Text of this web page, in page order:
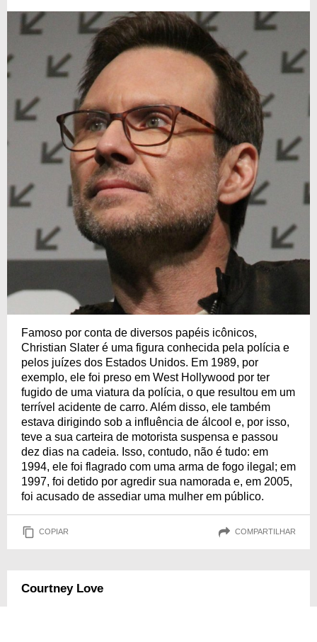
Famoso por conta de diversos papéis icônicos,
Christian Slater é uma figura conhecida pela polícia e
pelos juízes dos Estados Unidos. Em 1989, por
exemplo, ele foi preso em West Hollywood por ter
fugido de uma viatura da polícia, o que resultou em um
terrível acidente de carro. Além disso, ele também
estava dirigindo sob a influência de álcool e, por isso,
teve a sua carteira de motorista suspensa e passou
dez dias na cadeia. Isso, contudo, não é tudo: em
1994, ele foi flagrado com uma arma de fogo ilegal; em
1997, foi detido por agredir sua namorada e, em 2005,
foi acusado de assediar uma mulher em público.
COPIAR COMPARTILHAR
Courtney Love